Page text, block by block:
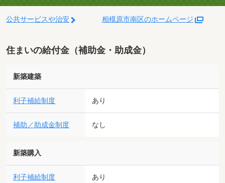
公共サービスや治安 相模原市南区のホームページ
住まいの給付金（補助金・助成金）
新築建築
利子補給制度 あり
補助／助成金制度 なし
新築購入
利子補給制度 あり